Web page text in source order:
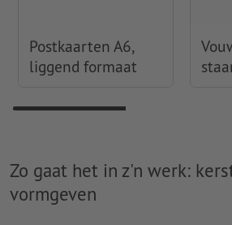
Postkaarten A6,
liggend formaat
Zo gaat het in z'n werk:
vormgeven